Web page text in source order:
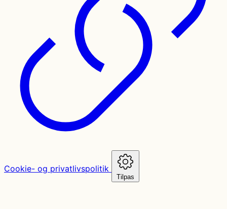
Cookie- og privatlivspolitik
Tilpas